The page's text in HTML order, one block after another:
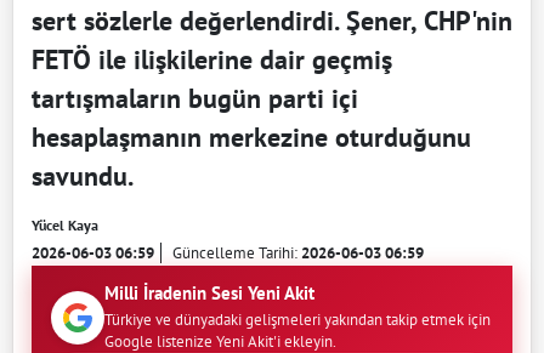
sert sözlerle değerlendirdi. Şener, CHP'nin
FETÖ ile ilişkilerine dair geçmiş
tartışmaların bugün parti içi
hesaplaşmanın merkezine oturduğunu
savundu.
Yücel Kaya
2026-06-03 06:59 Güncelleme Tarihi:2026-06-03 06:59
Milli İradenin Sesi Yeni Akit
Türkiye ve dünyadaki gelişmeleri yakından takip etmek için
Google listenize Yeni Akit'i ekleyin.